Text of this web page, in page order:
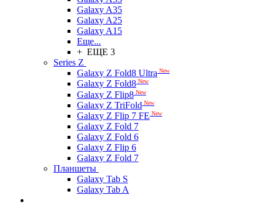
Galaxy A35
Galaxy A25
Galaxy A15
Еще...
+ ЕЩЕ 3
Series Z
Galaxy Z Fold8 Ultra New
Galaxy Z Fold8 New
Galaxy Z Flip8 New
Galaxy Z TriFold New
Galaxy Z Flip 7 FE New
Galaxy Z Fold 7
Galaxy Z Fold 6
Galaxy Z Flip 6
Galaxy Z Fold 7
Планшеты
Galaxy Tab S
Galaxy Tab A